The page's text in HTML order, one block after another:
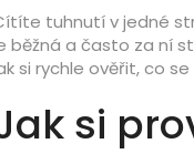
tuhnutí v jedné
běžná a často za ní
si rychle ověřit, co
si